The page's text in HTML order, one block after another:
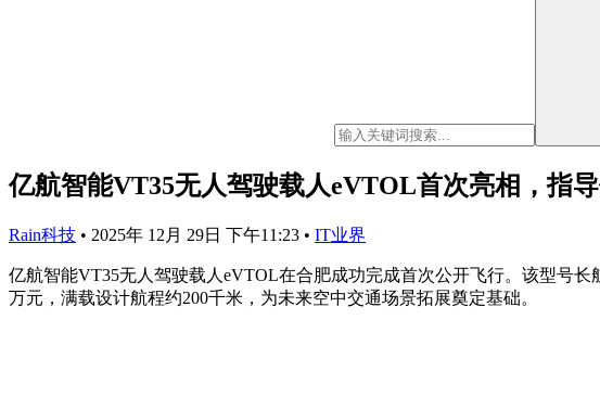
亿航智能VT35无人驾驶载人eVTOL首次亮相，指
Rain科技 • 2025年 12月 29日 下午11:23 • IT业界
亿航智能VT35无人驾驶载人eVTOL在合肥成功完成首次公开飞行。该型号
万元，满载设计航程约200千米，为未来空中交通场景拓展奠定基础。